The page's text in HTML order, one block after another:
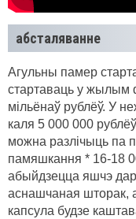
абсталяванне
Агульны памер
стартаваць у жылым
мільёнаў рублёў. У
каля 5 000 000
можна разлічыць па
памяшкання * 16-18
абыйдзецца яшчэ
аснашчаная шторак,
капсула будзе